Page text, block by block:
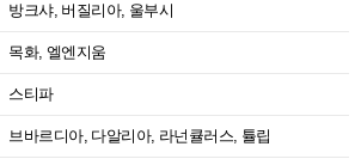
방크샤, 버질리아, 울부시
목화, 엘엔지움
스티파
브바르디아, 다알리아, 라넌큘러스, 튤립